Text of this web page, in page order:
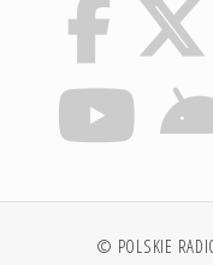
© POLSKIE